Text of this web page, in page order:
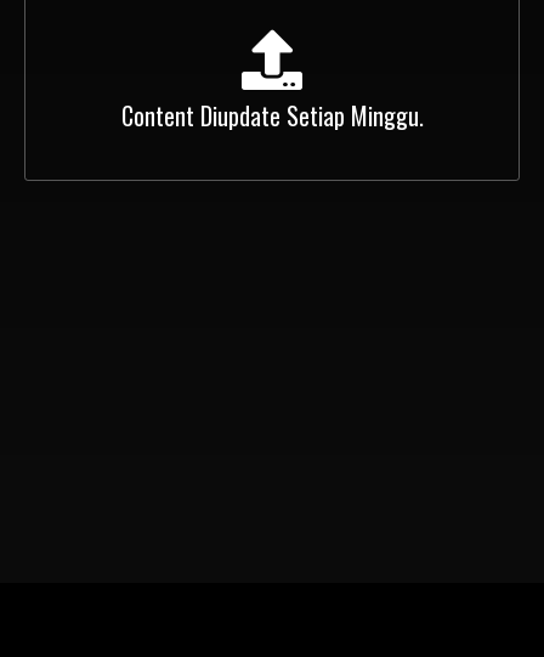
Content Diupdate Setiap Minggu.